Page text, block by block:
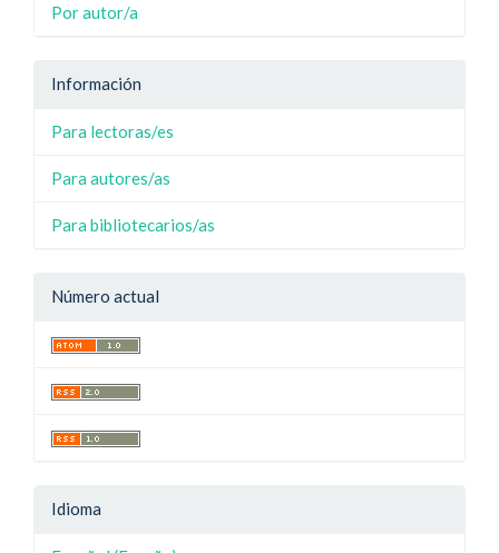
Por autor/a
Información
Para lectoras/es
Para autores/as
Para bibliotecarios/as
Número actual
Idioma